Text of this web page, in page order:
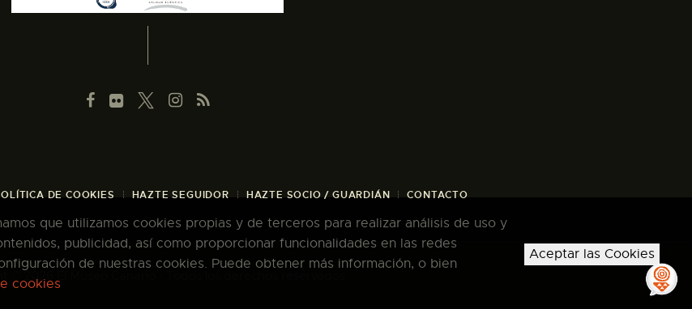
DE COOKIES HAZTE SEGUIDOR HAZTE SOCIO / GUARDIÁN CONTACTO
© 2026 El Museo Canario · Todos los derechos reservados
que utilizamos cookies propias y de terceros para realizar análisis de uso y
publicidad, así como proporcionar funcionalidades en las redes
de nuestras cookies. Puede obtener más información, o bien
cookies
Aceptar las Cookies